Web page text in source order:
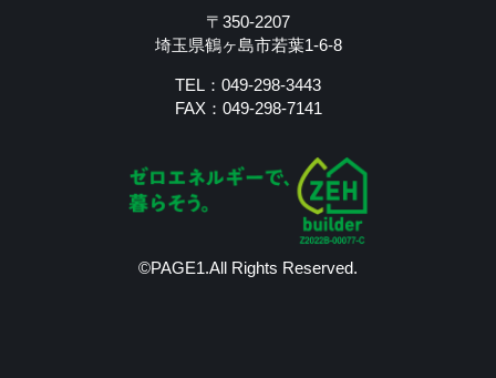
〒350-2207
埼玉県鶴ヶ島市若葉1-6-8
TEL：049-298-3443
FAX：049-298-7141
©PAGE1.All Rights Reserved.